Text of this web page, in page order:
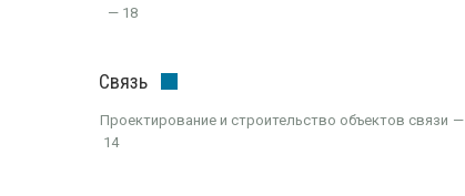
18
Связь
Проектирование и строительство объектов связи
14